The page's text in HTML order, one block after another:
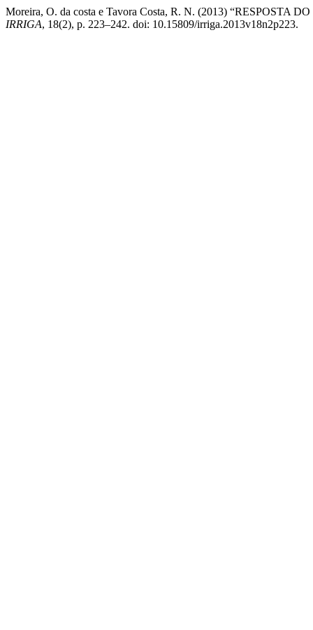
Moreira, O. da costa e Tavora Costa, R. N. (2013) “RESPOSTA
IRRIGA, 18(2), p. 223–242. doi: 10.15809/irriga.2013v18n2p223.